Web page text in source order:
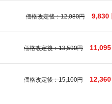
価格改定後：12,080円 9,830
価格改定後：13,590円 11,095
価格改定後：15,100円 12,360